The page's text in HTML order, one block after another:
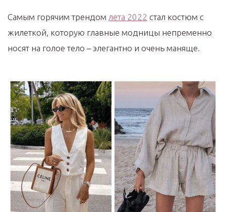
Самым горячим трендом лета 2022 стал костюм с
жилеткой, которую главные модницы непременно
носят на голое тело – элегантно и очень маняще.